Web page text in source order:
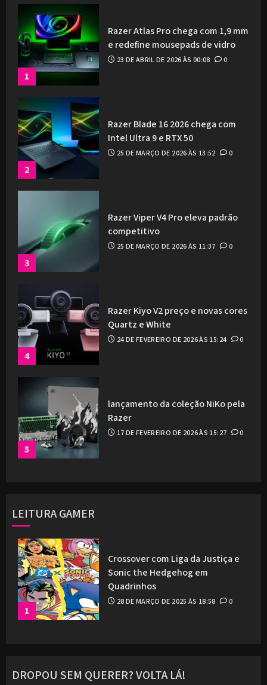
1
Razer Atlas Pro chega com 1,9 mm
e redefine mousepads de vidro
23 DE ABRIL DE 2026 ÀS 00:08 0
2
Razer Blade 16 2026 chega com
Intel Ultra 9 e RTX 50
25 DE MARÇO DE 2026 ÀS 13:52 0
3
Razer Viper V4 Pro eleva padrão
competitivo
25 DE MARÇO DE 2026 ÀS 11:37 0
4
Razer Kiyo V2 preço e novas cores
Quartz e White
24 DE FEVEREIRO DE 2026 ÀS 15:24 0
5
lançamento da coleção NiKo pela
Razer
17 DE FEVEREIRO DE 2026 ÀS 15:27 0
LEITURA GAMER
1
Crossover com Liga da Justiça e
Sonic the Hedgehog em
Quadrinhos
28 DE MARÇO DE 2025 ÀS 18:58 0
DROPOU SEM QUERER? VOLTA LÁ!